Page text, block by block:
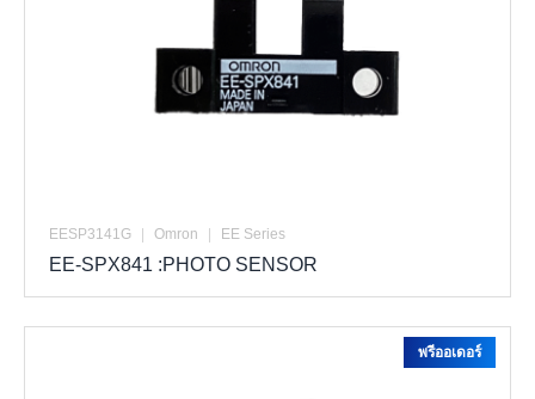
EESP3141G | Omron | EE Series
EE-SPX841 :PHOTO SENSOR
พรีออเดอร์